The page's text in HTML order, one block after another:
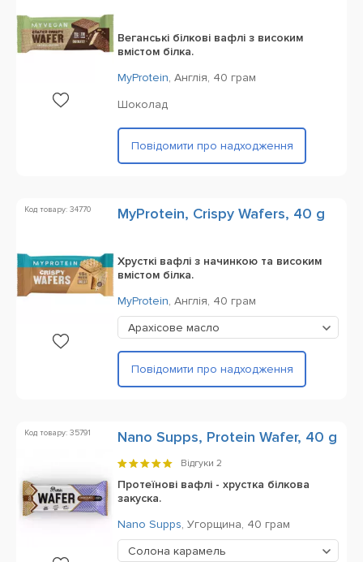
Веганські білкові вафлі з високим
вмістом білка.
MyProtein, Англія, 40 грам
Шоколад
Повідомити про надходження
Код товару: 34770 MyProtein, Crispy Wafers, 40 g
Хрусткі вафлі з начинкою та високим
вмістом білка.
MyProtein, Англія, 40 грам
Арахісове масло
Повідомити про надходження
Код товару: 35791 Nano Supps, Protein Wafer, 40 g
Відгуки 2
Протеїнові вафлі - хрустка білкова
закуска.
Nano Supps, Угорщина, 40 грам
Солона карамель